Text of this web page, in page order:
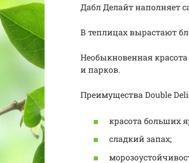
Дабл Делайт наполняет
В теплицах вырастают
Необыкновенная
и парков.
Преимущества Double
красота больших
сладкий запах;